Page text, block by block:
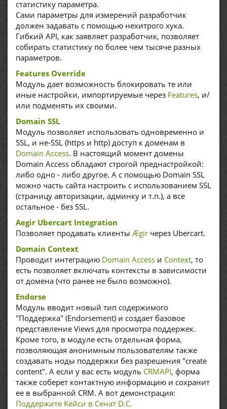
статистику параметра.
Сами параметры для измерений разработчик
должен задавать с помощью нехитрого хука.
Гибкий API, как заявляет разработчик, позволяет
собирать статистику по более чем тысяче разных
параметров.
Features Override
Модуль дает возможность блокировать те или
иные настройки, импортируемые через Features, и/
или подменять их своими.
Domain SSL
Модуль позволяет использовать одновременно и
SSL, и не-SSL (https и http) доступ к доменам в
Domain Access. В настоящий момент домены
Domain Access обладают строгой преднастройкой:
либо одно - либо другое. А с помощью Domain SSL
можно часть сайта настроить с использованием SSL
(страницу авторизации, админку и т.п.), а все
остальное - без SSL.
Aegir Ubercart Integration
Позволяет продавать клиенты Ægir через Ubercart.
Domain Context
Проводит интеграцию Domain Access и Context, то
есть позволяет включать контексты в зависимости
от домена (что ранее не было возможно).
Endorse
Модуль вводит новый тип содержимого
"Поддержка" (Endorsement) и создает базовое
представление Views для просмотра поддержек.
Кроме того, в модуле есть отдельная форма,
позволяющая анонимным пользователям также
создавать ноды поддержки без разрешения "create
content". А если у вас есть модуль CRMAPI, форма
также соберет контактную информацию и сохранит
ее в выбранной CRM. А вот демонстрация:
Поддержите Кейси в Сенат D.C.